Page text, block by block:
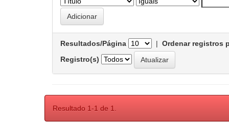
Resultados/Página | Ordenar registros
Registro(s)
Resultado 1-1 de 1.